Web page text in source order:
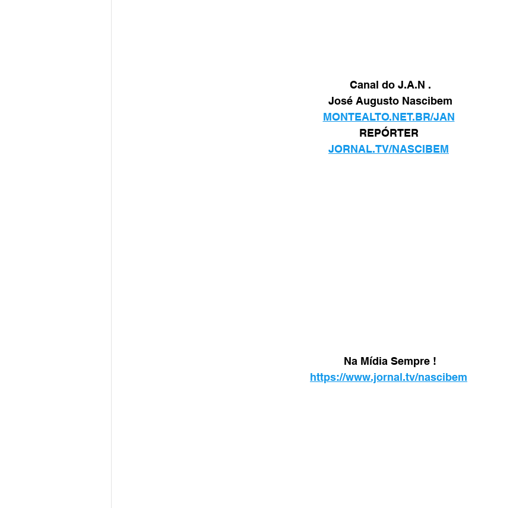
Canal do J.A.N .
José Augusto Nascibem
MONTEALTO.NET.BR/JAN
REPÓRTER
JORNAL.TV/NASCIBEM
Na Mídia Sempre !
https://www.jornal.tv/nascibem